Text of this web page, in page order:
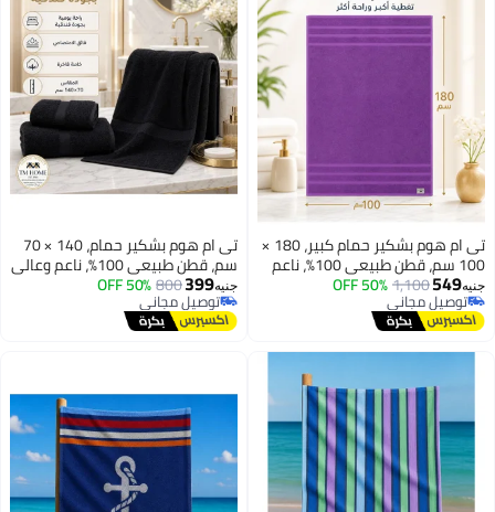
تى ام هوم بشكير حمام كبير، 180 ×
100 سم، قطن طبيعي 100%، ناعم
وعالي الامتصاص، جودة فندقية
فاخرة، موف
جنيه549
1,100
50% OFF
توصيل مجاني
توصيل مجاني
تى ام هوم بشكير حمام، 140 × 70
سم، قطن طبيعي 100%، ناعم وعالي
الامتصاص، سريع الجفاف، جودة
فندقية فاخرة، أسود
جنيه399
800
50% OFF
توصيل مجاني
توصيل مجاني